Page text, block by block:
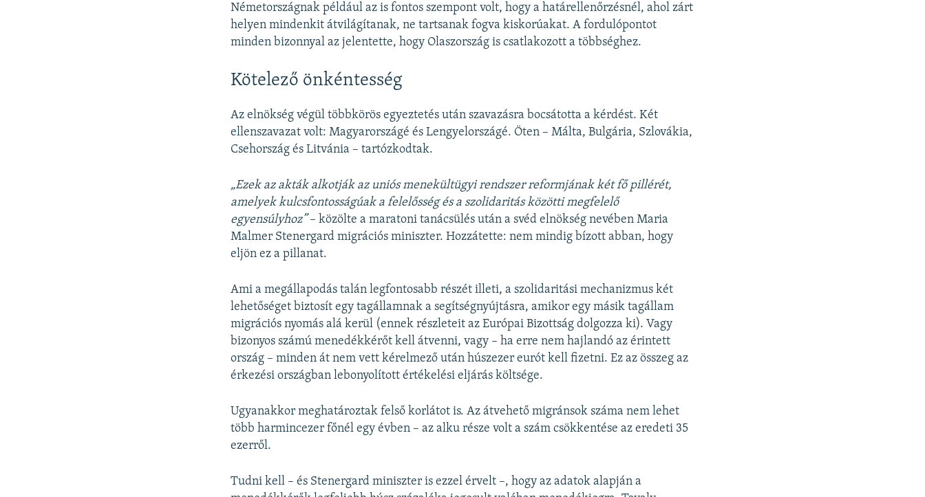
Németországnak például az is fontos szempont volt, hogy a határellenőrzésnél, ahol zárt
helyen mindenkit átvilágítanak, ne tartsanak fogva kiskorúakat. A fordulópontot
minden bizonnyal az jelentette, hogy Olaszország is csatlakozott a többséghez.
Kötelező önkéntesség
Az elnökség végül többkörös egyeztetés után szavazásra bocsátotta a kérdést. Két
ellenszavazat volt: Magyarországé és Lengyelországé. Öten – Málta, Bulgária, Szlovákia,
Csehország és Litvánia – tartózkodtak.
„Ezek az akták alkotják az uniós menekültügyi rendszer reformjának két fő pillérét,
amelyek kulcsfontosságúak a felelősségés a szolidaritás közötti megfelelő
egyensúlyhoz”– közölte a maratoni tanácsülés után a svéd elnökség nevében Maria
Malmer Stenergard migrációs miniszter. Hozzátette: nem mindig bízott abban, hogy
eljön ez a pillanat.
Ami a megállapodás talán legfontosabb részét illeti, a szolidaritási mechanizmus két
lehetőséget biztosít egy tagállamnak a segítségnyújtásra, amikor egy másik tagállam
migrációs nyomás alá kerül (ennek részleteit az Európai Bizottság dolgozza ki). Vagy
bizonyos számú menedékkérőt kell átvenni, vagy – ha erre nem hajlandó az érintett
ország – minden át nem vett kérelmező után húszezer eurót kell fizetni. Ez az összeg az
érkezési országban lebonyolított értékelési eljárás költsége.
Ugyanakkor meghatároztak felső korlátot is. Az átvehető migránsok száma nem lehet
több harmincezer főnél egy évben – az alku része volt a szám csökkentése az eredeti 35
ezerről.
Tudni kell – és Stenergard miniszter is ezzel érvelt –, hogy az adatok alapján a